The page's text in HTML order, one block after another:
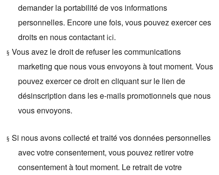
demander la portabilité de vos informations
personnelles. Encore une fois, vous pouvez exercer ces
droits en nous contactant ici.
§ Vous avez le droit de refuser les communications
marketing que nous vous envoyons à tout moment. Vous
pouvez exercer ce droit en cliquant sur le lien de
désinscription dans les e-mails promotionnels que nous
vous envoyons.
§ Si nous avons collecté et traité vos données personnelles
avec votre consentement, vous pouvez retirer votre
consentement à tout moment. Le retrait de votre